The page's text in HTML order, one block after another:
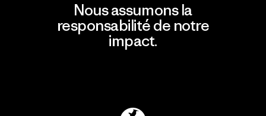
Nous assumons la
responsabilité de notre
impact.